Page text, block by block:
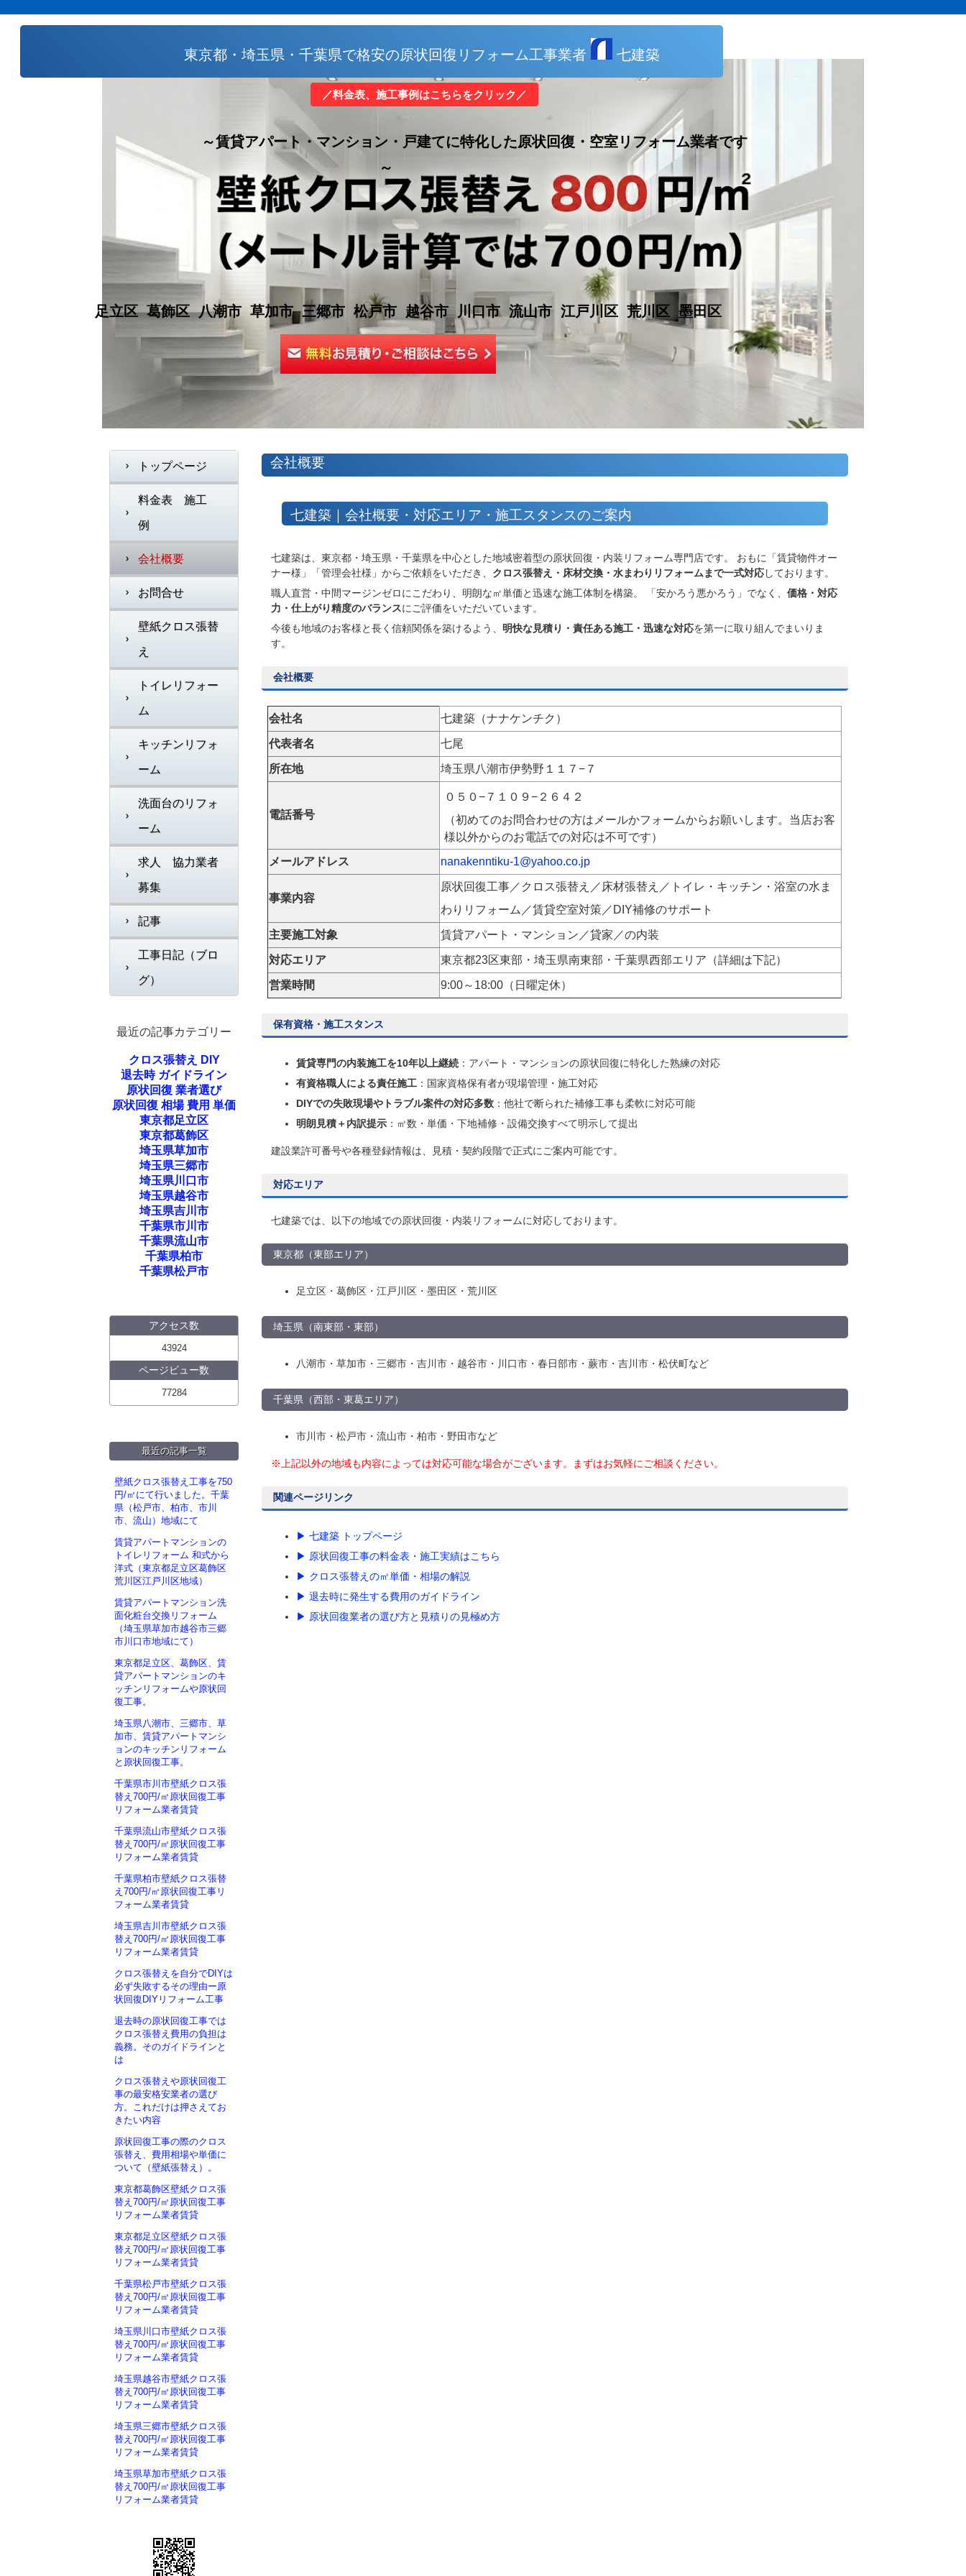
東京都・埼玉県・千葉県で格安の原状回復リフォーム工事業者 七建築
／料金表、施工事例はこちらをクリック／
～賃貸アパート・マンション・戸建てに特化した原状回復・空室リフォーム業者です
～
足立区 葛飾区 八潮市 草加市 三郷市 松戸市 越谷市 川口市 流山市 江戸川区 荒川区 墨田区
会社概要
七建築｜会社概要・対応エリア・施工スタンスのご案内
七建築は、東京都・埼玉県・千葉県を中心とした地域密着型の原状回復・内装リフォーム専門店です。 おもに「賃貸物件オー
ナー様」「管理会社様」からご依頼をいただき、 クロス張替え・床材交換・水まわりリフォームまで一式対応しております。
職人直営・中間マージンゼロにこだわり、明朗な㎡単価と迅速な施工体制を構築。 「安かろう悪かろう」でなく、価格・対応
力・仕上がり精度のバランスにご評価をいただいています。
今後も地域のお客様と長く信頼関係を築けるよう、 明快な見積り・責任ある施工・迅速な対応を第一に取り組んでまいりま
す。
会社概要
会社名 七建築（ナナケンチク）
代表者名 七尾
所在地 埼玉県八潮市伊勢野１１７−７
電話番号
０５０−７１０９−２６４２
（初めてのお問合わせの方はメールかフォームからお願いします。当店お客
様以外からのお電話での対応は不可です）
メールアドレス
nanakenntiku-1@yahoo.co.jp
事業内容
原状回復工事／クロス張替え／床材張替え／トイレ・キッチン・浴室の水ま
わりリフォーム／賃貸空室対策／DIY補修のサポート
主要施工対象 賃貸アパート・マンション／貸家／の内装
対応エリア 東京都23区東部・埼玉県南東部・千葉県西部エリア（詳細は下記）
営業時間 9:00～18:00（日曜定休）
保有資格・施工スタンス
賃貸専門の内装施工を10年以上継続 ：アパート・マンションの原状回復に特化した熟練の対応
有資格職人による責任施工 ：国家資格保有者が現場管理・施工対応
DIYでの失敗現場やトラブル案件の対応多数 ：他社で断られた補修工事も柔軟に対応可能
明朗見積＋内訳提示 ：㎡数・単価・下地補修・設備交換すべて明示して提出
建設業許可番号や各種登録情報は、見積・契約段階で正式にご案内可能です。
対応エリア
七建築では、以下の地域での原状回復・内装リフォームに対応しております。
東京都（東部エリア）
足立区・葛飾区・江戸川区・墨田区・荒川区
埼玉県（南東部・東部）
八潮市・草加市・三郷市・吉川市・越谷市・川口市・春日部市・蕨市・吉川市・松伏町など
千葉県（西部・東葛エリア）
市川市・松戸市・流山市・柏市・野田市など
※上記以外の地域も内容によっては対応可能な場合がございます。まずはお気軽にご相談ください。
関連ページリンク
▶ 七建築 トップページ
▶ 原状回復工事の料金表・施工実績はこちら
▶ クロス張替えの㎡単価・相場の解説
▶ 退去時に発生する費用のガイドライン
▶ 原状回復業者の選び方と見積りの見極め方
トップページ
料金表 施工
例
会社概要
お問合せ
壁紙クロス張替
え
トイレリフォー
ム
キッチンリフォ
ーム
洗面台のリフォ
ーム
求人 協力業者
募集
記事
工事日記（ブロ
グ）
最近の記事カテゴリー
クロス張替え DIY
退去時 ガイドライン
原状回復 業者選び
原状回復 相場 費用 単価
東京都足立区
東京都葛飾区
埼玉県草加市
埼玉県三郷市
埼玉県川口市
埼玉県越谷市
埼玉県吉川市
千葉県市川市
千葉県流山市
千葉県柏市
千葉県松戸市
アクセス数
43924
ページビュー数
77284
最近の記事一覧
壁紙クロス張替え工事を750
円/㎡にて行いました。千葉
県（松戸市、柏市、市川
市、流山）地域にて
賃貸アパートマンションの
トイレリフォーム 和式から
洋式（東京都足立区葛飾区
荒川区江戸川区地域）
賃貸アパートマンション洗
面化粧台交換リフォーム
（埼玉県草加市越谷市三郷
市川口市地域にて）
東京都足立区、葛飾区、賃
貸アパートマンションのキ
ッチンリフォームや原状回
復工事。
埼玉県八潮市、三郷市、草
加市、賃貸アパートマンシ
ョンのキッチンリフォーム
と原状回復工事。
千葉県市川市壁紙クロス張
替え700円/㎡原状回復工事
リフォーム業者賃貸
千葉県流山市壁紙クロス張
替え700円/㎡原状回復工事
リフォーム業者賃貸
千葉県柏市壁紙クロス張替
え700円/㎡原状回復工事リ
フォーム業者賃貸
埼玉県吉川市壁紙クロス張
替え700円/㎡原状回復工事
リフォーム業者賃貸
クロス張替えを自分でDIYは
必ず失敗するその理由ー原
状回復DIYリフォーム工事
退去時の原状回復工事では
クロス張替え費用の負担は
義務。そのガイドラインと
は
クロス張替えや原状回復工
事の最安格安業者の選び
方。これだけは押さえてお
きたい内容
原状回復工事の際のクロス
張替え、費用相場や単価に
ついて（壁紙張替え）。
東京都葛飾区壁紙クロス張
替え700円/㎡原状回復工事
リフォーム業者賃貸
東京都足立区壁紙クロス張
替え700円/㎡原状回復工事
リフォーム業者賃貸
千葉県松戸市壁紙クロス張
替え700円/㎡原状回復工事
リフォーム業者賃貸
埼玉県川口市壁紙クロス張
替え700円/㎡原状回復工事
リフォーム業者賃貸
埼玉県越谷市壁紙クロス張
替え700円/㎡原状回復工事
リフォーム業者賃貸
埼玉県三郷市壁紙クロス張
替え700円/㎡原状回復工事
リフォーム業者賃貸
埼玉県草加市壁紙クロス張
替え700円/㎡原状回復工事
リフォーム業者賃貸